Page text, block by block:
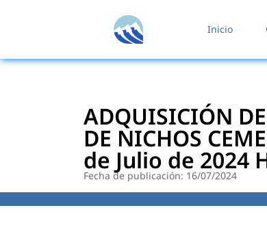
Inicio
ADQUISICIÓN
DE NICHOS
de Julio de 2024
Fecha de publicación: 16/07/2024